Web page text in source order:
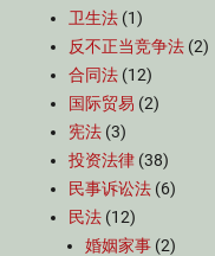
卫生法 (1)
反不正当竞争法 (2)
合同法 (12)
国际贸易 (2)
宪法 (3)
投资法律 (38)
民事诉讼法 (6)
民法 (12)
婚姻家事 (2)